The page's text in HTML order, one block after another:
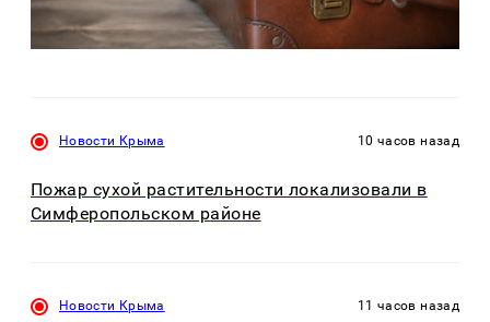
Новости Крыма 10 часов назад
Пожар сухой растительности локализовали в
Симферопольском районе
Новости Крыма 11 часов назад